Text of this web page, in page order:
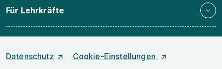
Für Lehrkräfte
Datenschutz
Cookie-Einstellungen